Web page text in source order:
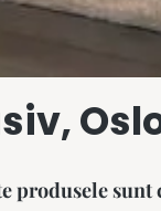
produsele